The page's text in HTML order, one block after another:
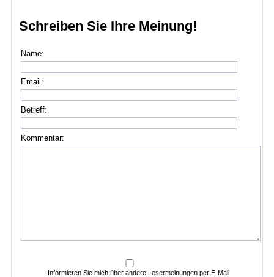
Schreiben Sie Ihre Meinung!
Name:
Email:
Betreff:
Kommentar:
Informieren Sie mich über andere Lesermeinungen per E-Mail